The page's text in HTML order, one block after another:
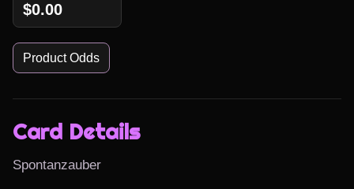
$0.00
Product Odds
Card Details
Spontanzauber